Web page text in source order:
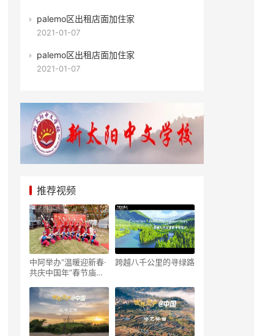
palemo区出租店面加住家
2021-01-07
palemo区出租店面加住家
2021-01-07
推荐视频
中阿举办“温暖迎新春·
共庆中国年”春节庙会
跨越八千公里的寻绿路